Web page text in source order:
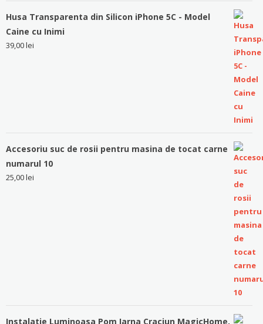
Husa Transparenta din Silicon iPhone 5C - Model
Caine cu Inimi
39,00lei
Accesoriu suc de rosii pentru masina de tocat carne
numarul 10
25,00lei
Instalatie Luminoasa Pom Iarna Craciun MagicHome,